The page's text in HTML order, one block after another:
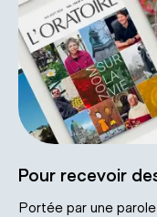
Pour recevoir
Portée par une